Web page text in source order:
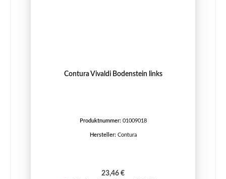
Contura Vivaldi Bodenstein links
Produktnummer: 01009018
Hersteller: Contura
Regulärer Preis:
23,46 €